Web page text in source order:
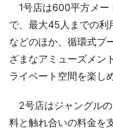
1号店は600平方メー
で、最大45人までの利
などのほか、循環式プ
ざまなアミューズメン
ライベート空間を楽し
2号店はジャングル
料と触れ合いの料金を